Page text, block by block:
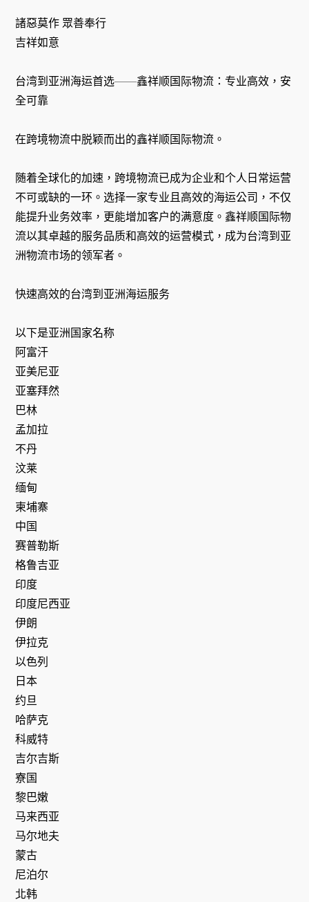
諸惡莫作 眾善奉行
吉祥如意
台湾到亚洲海运首选——鑫祥顺国际物流：专业高效，安
全可靠
在跨境物流中脱颖而出的鑫祥顺国际物流。
随着全球化的加速，跨境物流已成为企业和个人日常运营
不可或缺的一环。选择一家专业且高效的海运公司，不仅
能提升业务效率，更能增加客户的满意度。鑫祥顺国际物
流以其卓越的服务品质和高效的运营模式，成为台湾到亚
洲物流市场的领军者。
快速高效的台湾到亚洲海运服务
以下是亚洲国家名称
阿富汗
亚美尼亚
亚塞拜然
巴林
孟加拉
不丹
汶莱
缅甸
柬埔寨
中国
赛普勒斯
格鲁吉亚
印度
印度尼西亚
伊朗
伊拉克
以色列
日本
约旦
哈萨克
科威特
吉尔吉斯
寮国
黎巴嫩
马来西亚
马尔地夫
蒙古
尼泊尔
北韩